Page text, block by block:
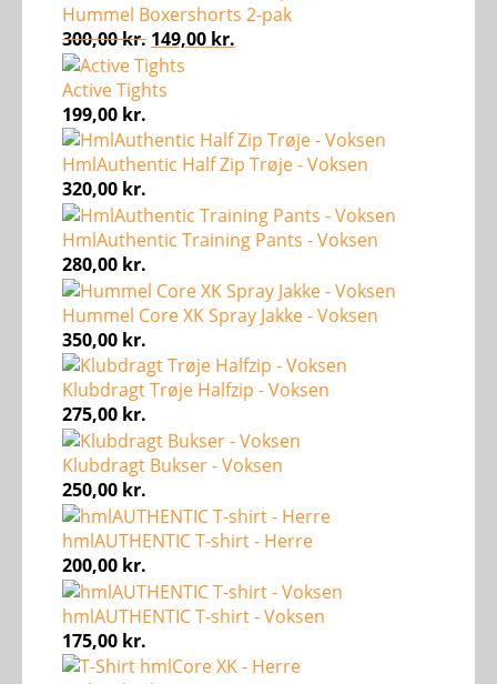
Hummel Boxershorts 2-pak
300,00kr. Den
oprindelige
pris
300,00 kr..
149,00 kr.
149,00 kr..
Active Tights
199,00 kr.
HmlAuthentic Half Zip Trøje - Voksen
320,00 kr.
HmlAuthentic Training Pants - Voksen
280,00 kr.
Hummel Core XK Spray Jakke - Voksen
350,00 kr.
Klubdragt Trøje Halfzip - Voksen
275,00 kr.
Klubdragt Bukser - Voksen
250,00 kr.
hmlAUTHENTIC T-shirt - Herre
200,00 kr.
hmlAUTHENTIC T-shirt - Voksen
175,00 kr.